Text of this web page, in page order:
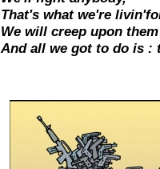
That's what we're
We will creep upon
And all we got to do is :